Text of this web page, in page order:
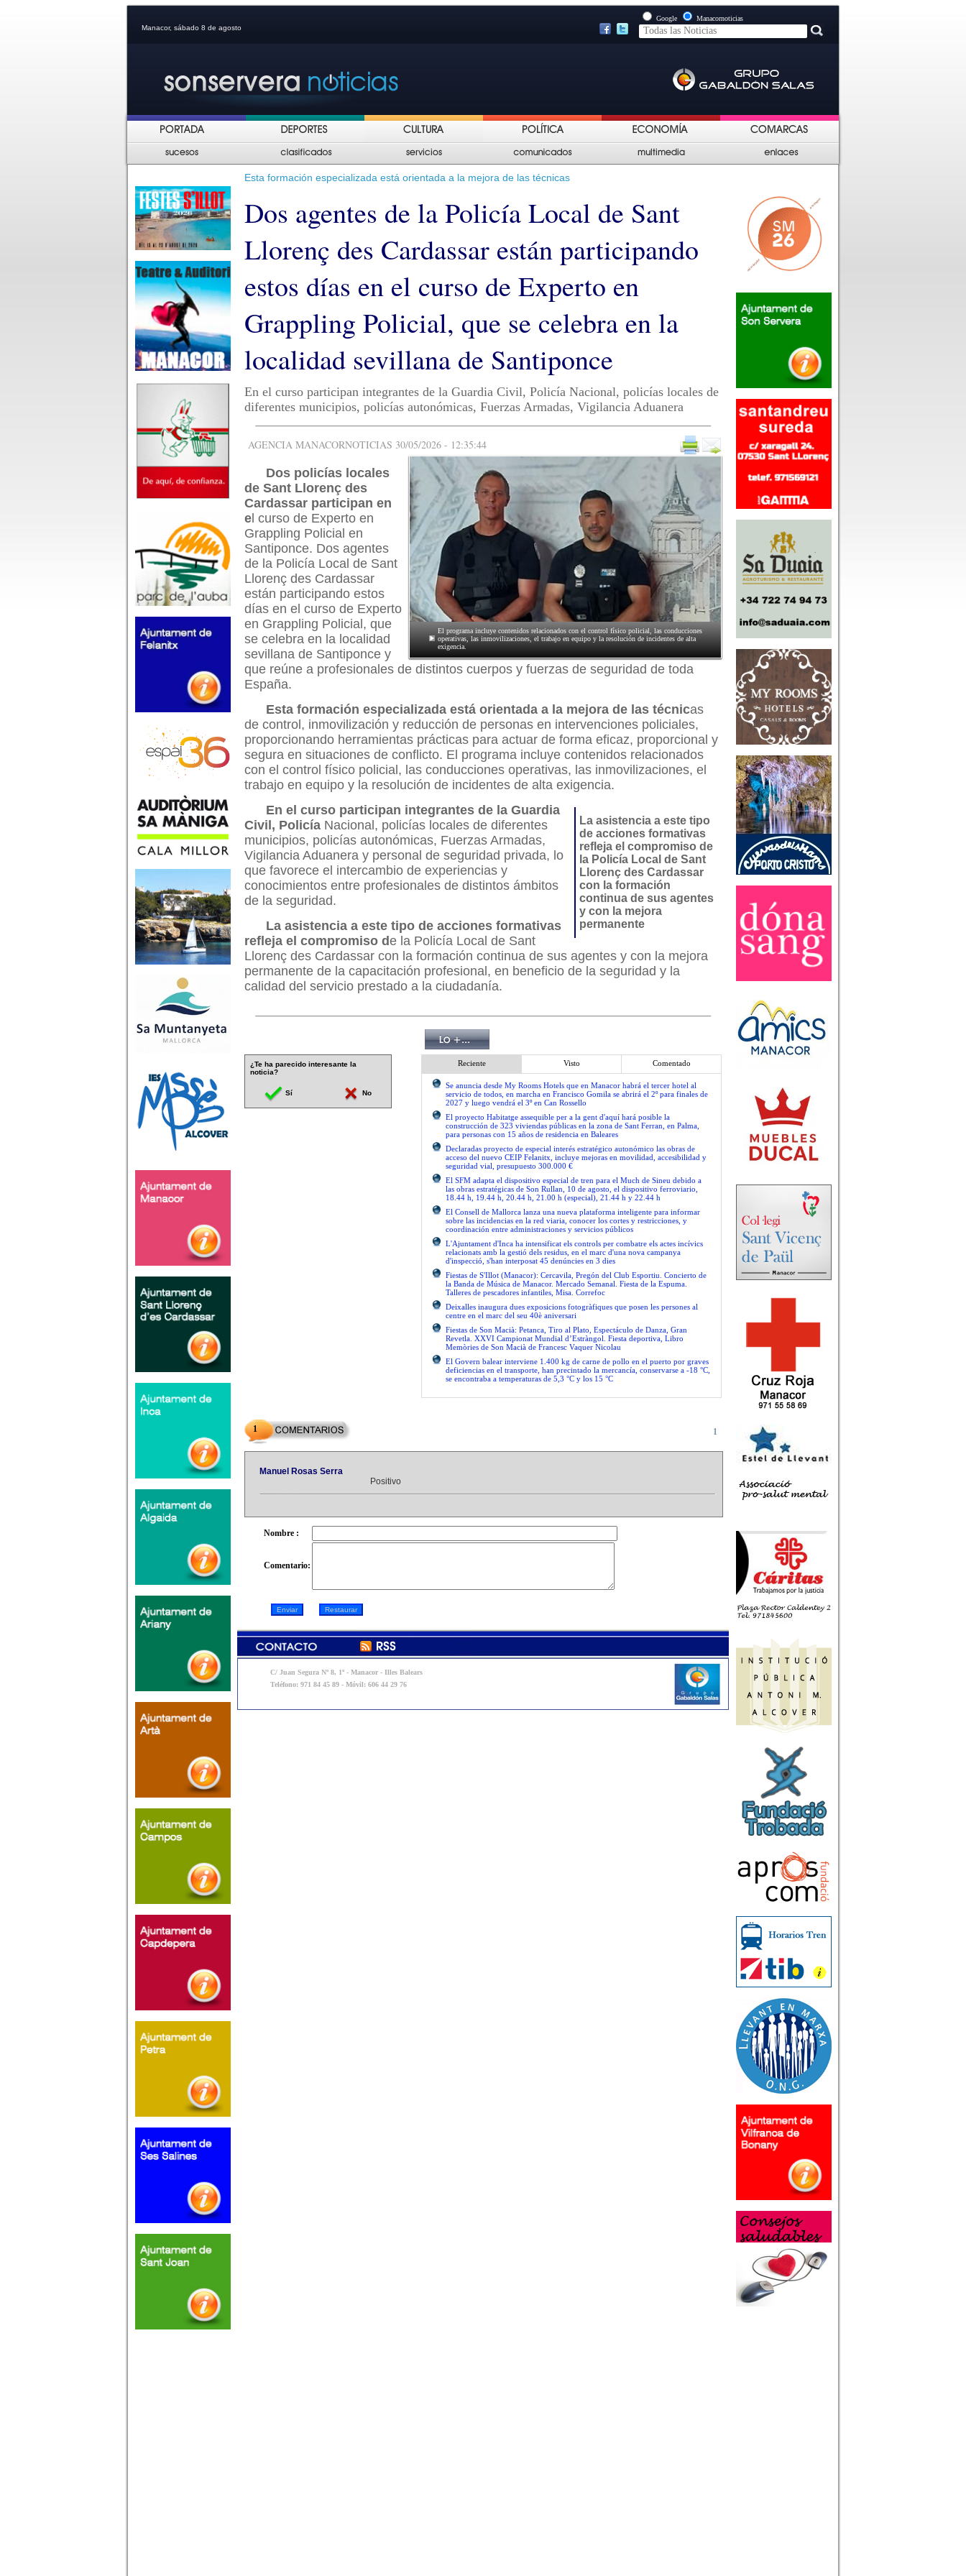
Manacor, sábado 8 de agosto
Google Manacornoticias
Esta formación especializada está orientada a la mejora de las técnicas
Dos agentes de la Policía Local de Sant
Llorenç des Cardassar están participando
estos días en el curso de Experto en
Grappling Policial, que se celebra en la
localidad sevillana de Santiponce
En el curso participan integrantes de la Guardia Civil, Policía Nacional, policías locales de
diferentes municipios, policías autonómicas, Fuerzas Armadas, Vigilancia Aduanera
AGENCIA MANACORNOTICIAS 30/05/2026 - 12:35:44
El programa incluye contenidos relacionados con el control físico policial, las conducciones
operativas, las inmovilizaciones, el trabajo en equipo y la resolución de incidentes de alta
exigencia.
Dos policías locales
de Sant Llorenç des
Cardassar participan en
e l curso de Experto en
Grappling Policial en
Santiponce. Dos agentes
de la Policía Local de Sant
Llorenç des Cardassar
están participando estos
días en el curso de Experto
en Grappling Policial, que
se celebra en la localidad
sevillana de Santiponce y
que reúne a profesionales de distintos cuerpos y fuerzas de seguridad de toda
España.
Esta formación especializada está orientada a la mejora de las técnicas
de control, inmovilización y reducción de personas en intervenciones policiales,
proporcionando herramientas prácticas para actuar de forma eficaz, proporcional y
segura en situaciones de conflicto. El programa incluye contenidos relacionados
con el control físico policial, las conducciones operativas, las inmovilizaciones, el
trabajo en equipo y la resolución de incidentes de alta exigencia.
La asistencia a este tipo
de acciones formativas
refleja el compromiso de
la Policía Local de Sant
Llorenç des Cardassar
con la formación
continua de sus agentes
y con la mejora
permanente
En el curso participan integrantes de la Guardia
Civil, Policía Nacional, policías locales de diferentes
municipios, policías autonómicas, Fuerzas Armadas,
Vigilancia Aduanera y personal de seguridad privada, lo
que favorece el intercambio de experiencias y
conocimientos entre profesionales de distintos ámbitos
de la seguridad.
La asistencia a este tipo de acciones formativas
refleja el compromiso de la Policía Local de Sant
Llorenç des Cardassar con la formación continua de sus agentes y con la mejora
permanente de la capacitación profesional, en beneficio de la seguridad y la
calidad del servicio prestado a la ciudadanía.
¿Te ha parecido interesante la
noticia?
Sí No
Reciente Visto Comentado
Se anuncia desde My Rooms Hotels que en Manacor habrá el tercer hotel al
servicio de todos, en marcha en Francisco Gomila se abrirá el 2º para finales de
2027 y luego vendrá el 3º en Can Rossello
El proyecto Habitatge assequible per a la gent d'aquí hará posible la
construcción de 323 viviendas públicas en la zona de Sant Ferran, en Palma,
para personas con 15 años de residencia en Baleares
Declaradas proyecto de especial interés estratégico autonómico las obras de
acceso del nuevo CEIP Felanitx, incluye mejoras en movilidad, accesibilidad y
seguridad vial, presupuesto 300.000 €
El SFM adapta el dispositivo especial de tren para el Much de Sineu debido a
las obras estratégicas de Son Rullan, 10 de agosto, el dispositivo ferroviario,
18.44 h, 19.44 h, 20.44 h, 21.00 h (especial), 21.44 h y 22.44 h
El Consell de Mallorca lanza una nueva plataforma inteligente para informar
sobre las incidencias en la red viaria, conocer los cortes y restricciones, y
coordinación entre administraciones y servicios públicos
L'Ajuntament d'Inca ha intensificat els controls per combatre els actes incívics
relacionats amb la gestió dels residus, en el marc d'una nova campanya
d'inspecció, s'han interposat 45 denúncies en 3 dies
Fiestas de S'Illot (Manacor): Cercavila, Pregón del Club Esportiu. Concierto de
la Banda de Música de Manacor. Mercado Semanal. Fiesta de la Espuma.
Talleres de pescadores infantiles, Misa. Correfoc
Deixalles inaugura dues exposicions fotogràfiques que posen les persones al
centre en el marc del seu 40è aniversari
Fiestas de Son Macià: Petanca, Tiro al Plato, Espectáculo de Danza, Gran
Revetla. XXVI Campionat Mundial d’Estràngol. Fiesta deportiva, Libro
Memòries de Son Macià de Francesc Vaquer Nicolau
El Govern balear interviene 1.400 kg de carne de pollo en el puerto por graves
deficiencias en el transporte, han precintado la mercancía, conservarse a -18 °C,
se encontraba a temperaturas de 5,3 °C y los 15 °C
1 1
Manuel Rosas Serra
Positivo
Nombre :
Comentario:
C/ Juan Segura Nº 8, 1º - Manacor - Illes Balears
Teléfono: 971 84 45 89 - Móvil: 606 44 29 76